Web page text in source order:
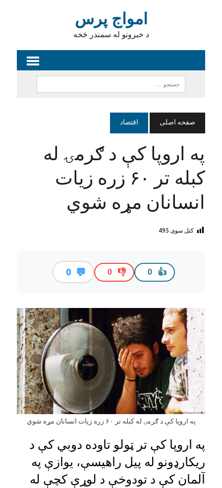
امواج پرس
د خبرونو له سمندر څخه
صفحه اصلی اقتصاد
په اروپا کې د ګرمۍ له
کبله تر ۶۰ زره زيات
انسانان مړه شوي
کتل سوی 495
👍
0
👎
0
💬
0
په اروپا کې د ګرمۍ له کبله تر ۶۰ زره زيات انسانان مړه شوي
په اروپا کې تر ټولو تاوده دوبي کې د
ریکارډونو له پیل راهیسې، یوازې په
آلمان کې د تودوخې د لوړې کچې له